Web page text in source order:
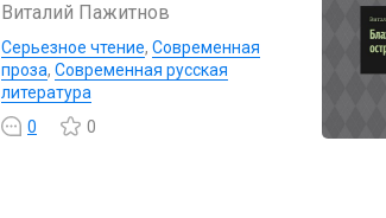
Виталий Пажитнов
Серьезное чтение, Современная
проза, Современная русская
литература
0
0